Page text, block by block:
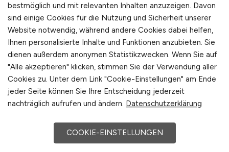
Für Arbeitgeber
Stellenanzeigen schalten
Mediadaten & Konditionen
Arbeitgeber Seite
Arbeitgeber Kontakt
bestmöglich und mit relevanten Inhalten anzuzeigen. Davon
sind einige Cookies für die Nutzung und Sicherheit unserer
Website notwendig, während andere Cookies dabei helfen,
Ihnen personalisierte Inhalte und Funktionen anzubieten. Sie
dienen außerdem anonymen Statistikzwecken. Wenn Sie auf
"Alle akzeptieren" klicken, stimmen Sie der Verwendung aller
Cookies zu. Unter dem Link "Cookie-Einstellungen" am Ende
jeder Seite können Sie Ihre Entscheidung jederzeit
nachträglich aufrufen und ändern. Datenschutzerklärung
COOKIE-EINSTELLUNGEN